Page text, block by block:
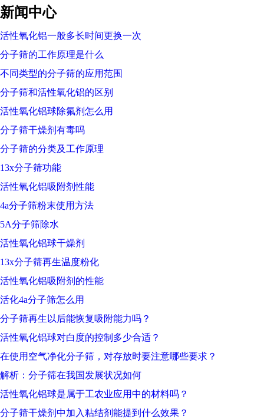
新闻中心
活性氧化铝一般多长时间更换一次
分子筛的工作原理是什么
不同类型的分子筛的应用范围
分子筛和活性氧化铝的区别
活性氧化铝球除氟剂怎么用
分子筛干燥剂有毒吗
分子筛的分类及工作原理
13x分子筛功能
活性氧化铝吸附剂性能
4a分子筛粉末使用方法
5A分子筛除水
活性氧化铝球干燥剂
13x分子筛再生温度粉化
活性氧化铝吸附剂的性能
活化4a分子筛怎么用
分子筛再生以后能恢复吸附能力吗？
活性氧化铝球对白度的控制多少合适？
在使用空气净化分子筛，对存放时要注意哪些要求？
解析：分子筛在我国发展状况如何
活性氧化铝球是属于工农业应用中的材料吗？
分子筛干燥剂中加入粘结剂能提到什么效果？